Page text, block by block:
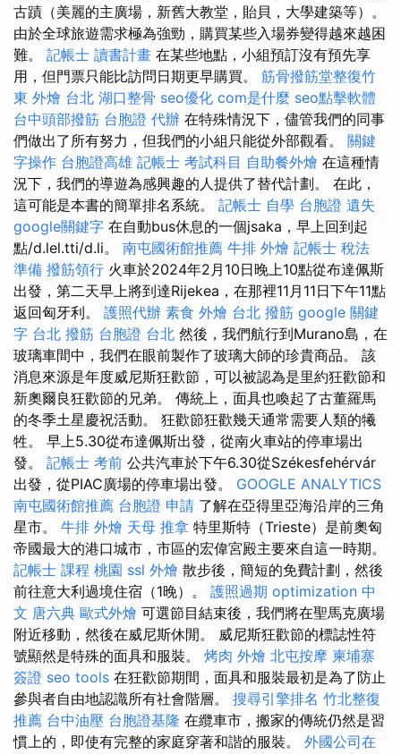
古蹟（美麗的主廣場，新舊大教堂，貽貝，大學建築等）。
由於全球旅遊需求極為強勁，購買某些入場券變得越來越困
難。 記帳士 讀書計畫 在某些地點，小組預訂沒有預先享
用，但門票只能比訪問日期更早購買。 筋骨撥筋堂整復竹
東 外燴 台北 湖口整骨 seo優化 com是什麼 seo點擊軟體
台中頭部撥筋 台胞證 代辦 在特殊情況下，儘管我們的同事
們做出了所有努力，但我們的小組只能從外部觀看。 關鍵
字操作 台胞證高雄 記帳士 考試科目 自助餐外燴 在這種情
況下，我們的導遊為感興趣的人提供了替代計劃。 在此，
這可能是本書的簡單排名系統。 記帳士 自學 台胞證 遺失
google關鍵字 在自動bus休息的一個jsaka，早上回到起
點/d.lel.tti/d.li。 南屯國術館推薦 牛排 外燴 記帳士 稅法
準備 撥筋領行 火車於2024年2月10日晚上10點從布達佩斯
出發，第二天早上將到達Rijekea，在那裡11月11日下午11點
返回匈牙利。 護照代辦 素食 外燴 台北 撥筋 google 關鍵
字 台北 撥筋 台胞證 台北 然後，我們航行到Murano島，在
玻璃車間中，我們在眼前製作了玻璃大師的珍貴商品。 該
消息來源是年度威尼斯狂歡節，可以被認為是里約狂歡節和
新奧爾良狂歡節的兄弟。 傳統上，面具也喚起了古董羅馬
的冬季土星慶祝活動。 狂歡節狂歡幾天通常需要人類的犧
牲。 早上5.30從布達佩斯出發，從南火車站的停車場出
發。 記帳士 考前 公共汽車於下午6.30從Székesfehérvár
出發，從PIAC廣場的停車場出發。 GOOGLE ANALYTICS
南屯國術館推薦 台胞證 申請 了解在亞得里亞海沿岸的三角
星市。 牛排 外燴 天母 推拿 特里斯特（Trieste）是前奧匈
帝國最大的港口城市，市區的宏偉宮殿主要來自這一時期。
記帳士 課程 桃園 ssl 外燴 散步後，簡短的免費計劃，然後
前往意大利過境住宿（1晚）。 護照過期 optimization 中
文 唐六典 歐式外燴 可選節目結束後，我們將在聖馬克廣場
附近移動，然後在威尼斯休閒。 威尼斯狂歡節的標誌性符
號顯然是特殊的面具和服裝。 烤肉 外燴 北屯按摩 柬埔寨
簽證 seo tools 在狂歡節期間，面具和服裝最初是為了防止
參與者自由地認識所有社會階層。 搜尋引擎排名 竹北整復
推薦 台中油壓 台胞證基隆 在纜車市，搬家的傳統仍然是習
慣上的，即使有完整的家庭穿著和諧的服裝。 外國公司在